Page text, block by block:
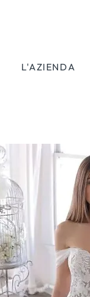
L'AZIENDA